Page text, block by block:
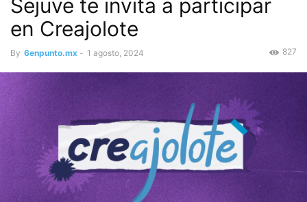
Sejuve te invita a participar
en Creajolote
By 6enpunto.mx - 1 agosto, 2024 827